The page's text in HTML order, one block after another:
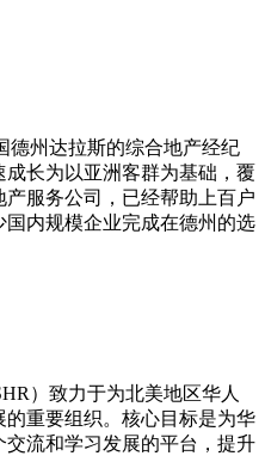
德州达拉斯的综合地产经纪
长为以亚洲客群为基础，覆
服务公司，已经帮助上百户
内规模企业完成在德州的选
）致力于为北美地区华人
重要组织。核心目标是为华
流和学习发展的平台，提升